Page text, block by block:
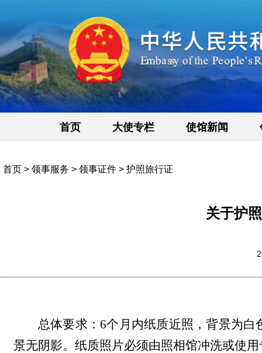
首页 大使专栏 使馆新闻
首页 > 领事服务 > 领事证件 > 护照旅行证
关于护
总体要求：6个月内纸质近照，背景为
景无阴影。纸质照片必须由照相馆冲洗或使